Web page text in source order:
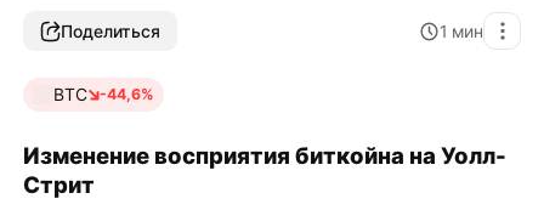
Поделиться 1 мин
BTC -44,6%
Изменение восприятия биткойна на Уолл-
Стрит